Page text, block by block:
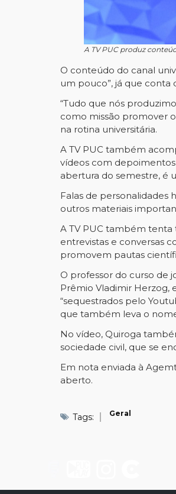
A TV PUC produz
O conteúdo do canal
um pouco”, já que conta
“Tudo que nós
como missão promover
na rotina universitária.
A TV PUC também
vídeos com
abertura do semestre, é
Falas de personalidades
outros materiais
A TV PUC também tenta
entrevistas e conversas
promovem pautas
O professor do curso de
Prêmio Vladimir Herzog,
“sequestrados pelo
que também leva o
No vídeo, Quiroga
sociedade civil, que se
Em nota enviada à
aberto.
Tags: Geral